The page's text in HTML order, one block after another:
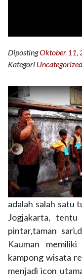
DipostingOktober 11,
Kategori Uncategorized
adalah salah satu
Jogjakarta, tentu
pintar,taman
Kauman
kampong wisata
menjadi icon